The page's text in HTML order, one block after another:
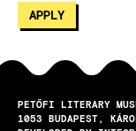
PETŐFI LITERARY
1053
BUDAPEST